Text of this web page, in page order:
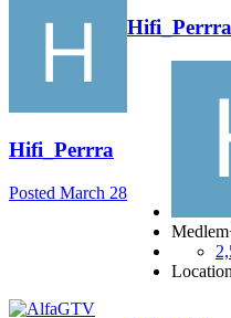
Hifi_Perrra
Posted March 28
Hifi_Perrra